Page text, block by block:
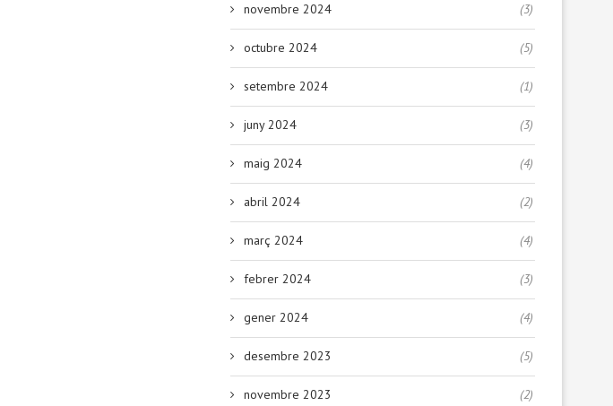
novembre 2024 (3)
octubre 2024 (5)
setembre 2024 (1)
juny 2024 (3)
maig 2024 (4)
abril 2024 (2)
març 2024 (4)
febrer 2024 (3)
gener 2024 (4)
desembre 2023 (5)
novembre 2023 (2)